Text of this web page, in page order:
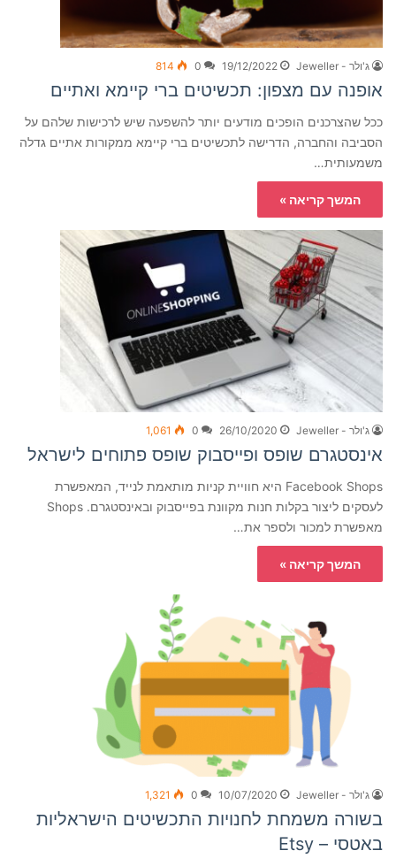
ג'ולר - Jeweller 19/12/2022
0
814
אופנה עם מצפון: תכשיטים ברי קיימא ואתיים
ככל שהצרכנים הופכים מודעים יותר להשפעה שיש לרכישות שלהם על
הסביבה והחברה, הדרישה לתכשיטים ברי קיימא ממקורות אתיים גדלה
משמעותית…
המשך קריאה »
ג'ולר - Jeweller 26/10/2020
0
1,061
אינסטגרם שופס ופייסבוק שופס פתוחים לישראל
Facebook Shops היא חוויית קניות מותאמת לנייד, המאפשרת
לעסקים ליצור בקלות חנות מקוונת בפייסבוק ובאינסטגרם. Shops
מאפשרת למכור ולספר את…
המשך קריאה »
ג'ולר - Jeweller 10/07/2020
0
1,321
בשורה משמחת לחנויות התכשיטים הישראליות
באטסי – Etsy